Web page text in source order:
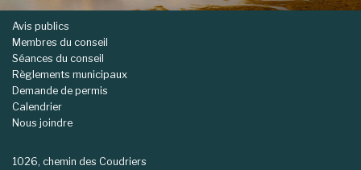
Avis publics
Membres du conseil
Séances du conseil
Règlements municipaux
Demande de permis
Calendrier
Nous joindre
1026, chemin des Coudriers